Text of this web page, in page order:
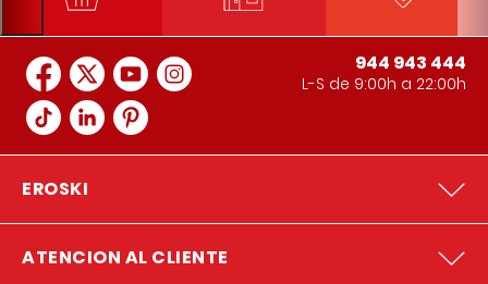
944 943 444
L-S de 9:00h a 22:00h
EROSKI
ATENCION AL CLIENTE